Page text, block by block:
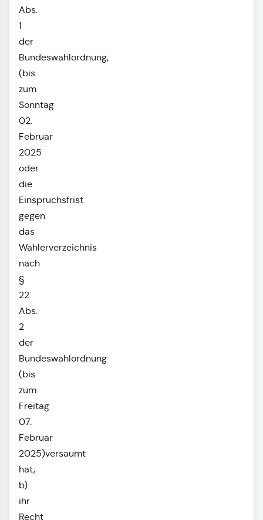
Abs.
1
der
Bundeswahlordnung,
(bis
zum
Sonntag
02.
Februar
2025
oder
die
Einspruchsfrist
gegen
das
Wählerverzeichnis
nach
§
22
Abs.
2
der
Bundeswahlordnung
(bis
zum
Freitag
07.
Februar
2025)versäumt
hat,
b)
ihr
Recht